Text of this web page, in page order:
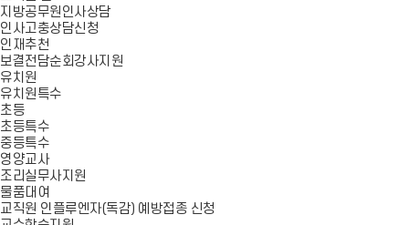
지방공무원인사상담
인사고충상담신청
인재추천
보결전담순회강사지원
유치원
유치원특수
초등
초등특수
중등특수
영양교사
조리실무사지원
물품대여
교직원 인플루엔자(독감) 예방접종 신청